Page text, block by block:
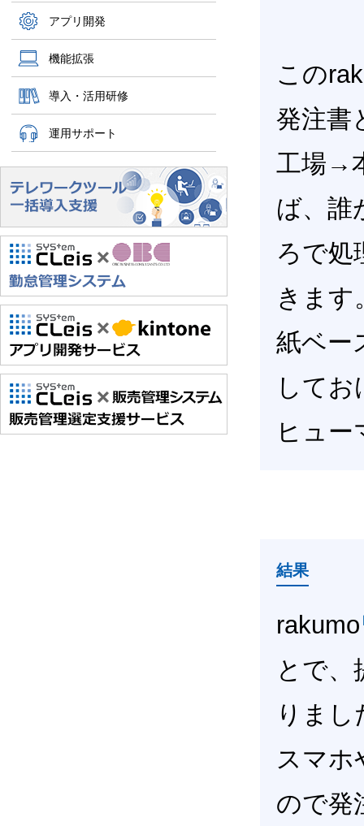
アプリ開発
機能拡張
導入・活用研修
運用サポート
この
発注書
工場→
ば、誰
ろで処
きます
紙ベー
して
ヒュ
結果
rakumo
とで、
りまし
スマホ
ので発